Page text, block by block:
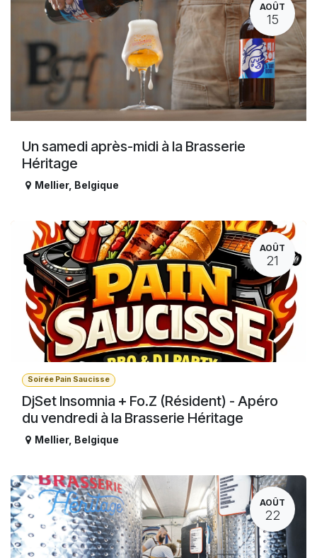
AOÛT
15
Un samedi après-midi à la Brasserie
Héritage
Mellier, Belgique
AOÛT
21
Soirée Pain Saucisse
DjSet Insomnia + Fo.Z (Résident) - Apéro
du vendredi à la Brasserie Héritage
Mellier, Belgique
AOÛT
22